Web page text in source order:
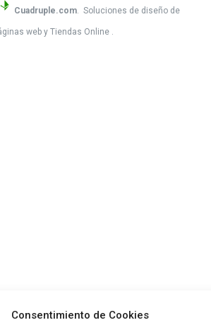
Consentimiento de Cookies
Cuadruple.com. Soluciones de diseño de
web y Tiendas Online .